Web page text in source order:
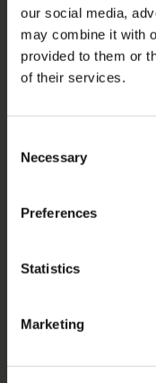
our social media,
may combine it with
provided to them or
of their services.
Selection
Necessary
Preferences
Statistics
Marketing
SUP
Combinaisons
Kneeboarding
Vêtements et
Accessoires de
Sacs
Leisure